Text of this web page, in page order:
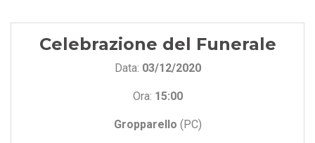
Celebrazione del Funerale
Data: 03/12/2020
Ora: 15:00
Gropparello (PC)